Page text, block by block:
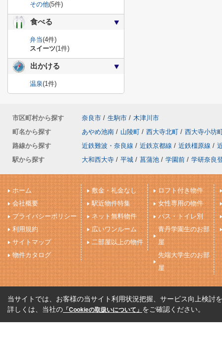
その他(5件)
食べる
弁当(4件)
スイーツ(1件)
出かける
温泉(1件)
市区町村から探す 奈良市 / 生駒市 / 木津川市
町名から探す
あやめ池南 / 山陵町 / 西大寺北町 / 西大寺小坊
路線から探す
近鉄難波・奈良線 / 近鉄京都線 / 近鉄橿原線 /
駅から探す
大和西大寺 / 平城 / 菖蒲池 / 学園前 / 学研奈良
ホーム
会社概要
プライバシーポリシー
利用規約
サイトマップ
物件カタログ
敷金・礼金なし
駅近物件特集
ネット無料物件
広いワンルーム
二部屋以上の物件
ロフト付き物件
女性専用の物件
バス・トイレ別
青丹学園生のお部
屋
先端大学生のお部
屋
当サイトでは、お客様の当サイト利用状況把握、サービス向上検討
詳しくは、当社の 「Cookieの取扱いについて」 をご確認ください。